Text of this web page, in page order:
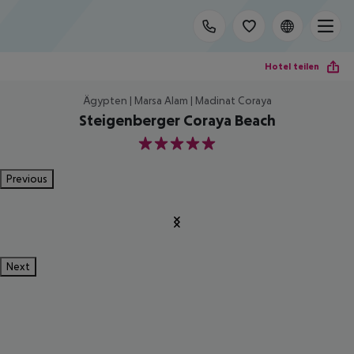
Hotel teilen
Ägypten | Marsa Alam | Madinat Coraya
Steigenberger Coraya Beach
5
Previous
Next